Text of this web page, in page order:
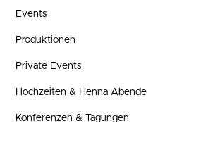
Events
Produktionen
Private Events
Hochzeiten & Henna Abende
Konferenzen & Tagungen